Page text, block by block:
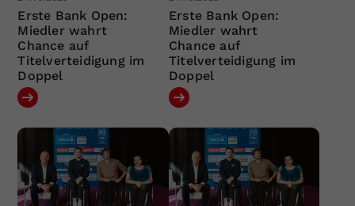
Erste Bank Open:
Miedler wahrt
Chance auf
Titelverteidigung im
Doppel
Erste Bank Open:
Miedler wahrt
Chance auf
Titelverteidigung im
Doppel